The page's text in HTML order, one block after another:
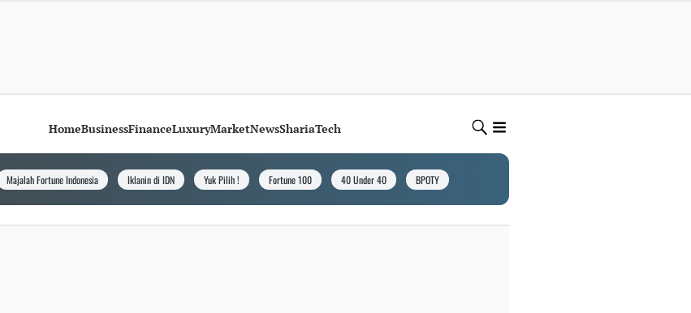
HomeBusinessFinanceLuxuryMarketNewsShariaTech
Majalah Fortune Indonesia Iklanin di IDN Yuk Pilih ! Fortune 100 40 Under 40 BPOTY